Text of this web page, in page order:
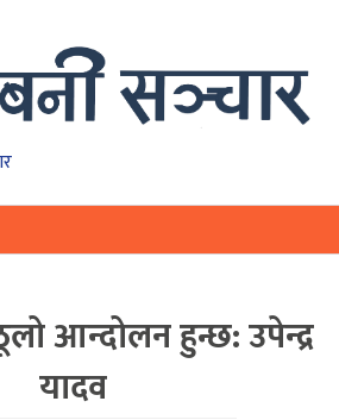
आन्दोलन हुन्छ: उपेन्द्र
यादव